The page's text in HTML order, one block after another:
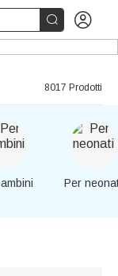
 
8017 Prodotti
Per